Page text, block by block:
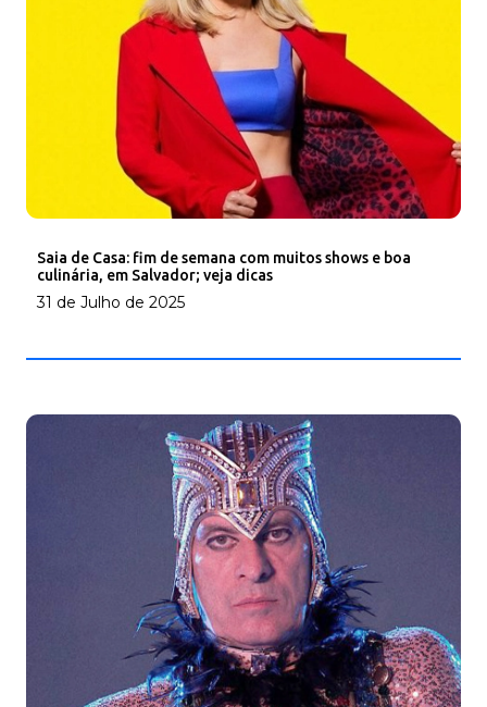
Saia de Casa: fim de semana com muitos shows e boa
culinária, em Salvador; veja dicas
31 de Julho de 2025